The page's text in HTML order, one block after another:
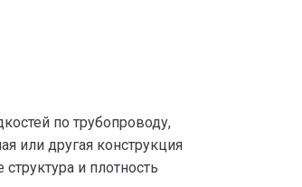
по трубопроводу,
или другая конструкция
и плотность